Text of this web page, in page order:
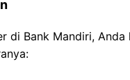
di Bank Mandiri,